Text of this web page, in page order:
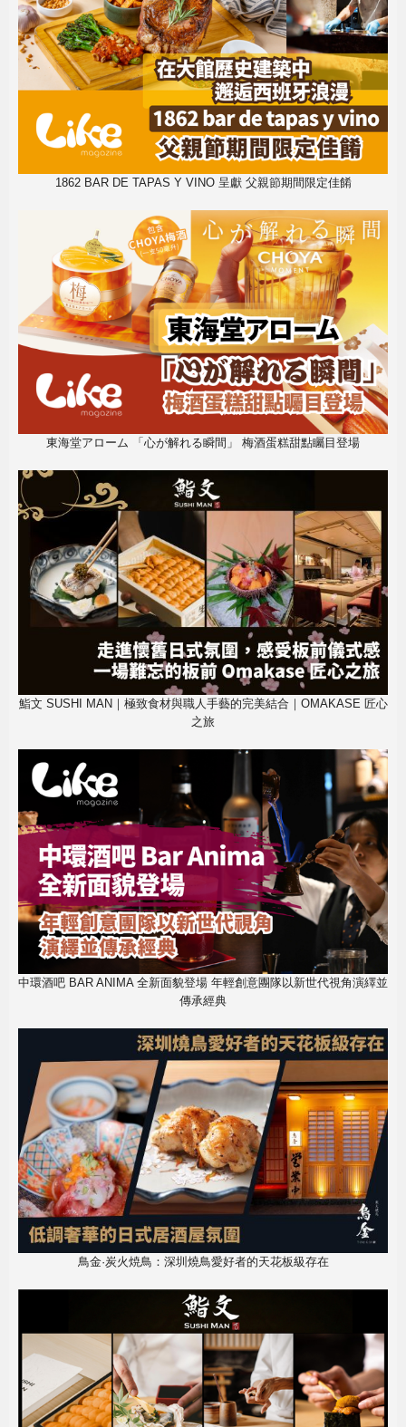
1862 BAR DE TAPAS Y VINO 呈獻 父親節期間限定佳餚
東海堂アローム 「心が解れる瞬間」 梅酒蛋糕甜點矚目登場
鮨文 SUSHI MAN｜極致食材與職人手藝的完美結合｜OMAKASE 匠心
之旅
中環酒吧 BAR ANIMA 全新面貌登場 年輕創意團隊以新世代視角演繹並
傳承經典
鳥金·炭火焼鳥：深圳燒鳥愛好者的天花板級存在